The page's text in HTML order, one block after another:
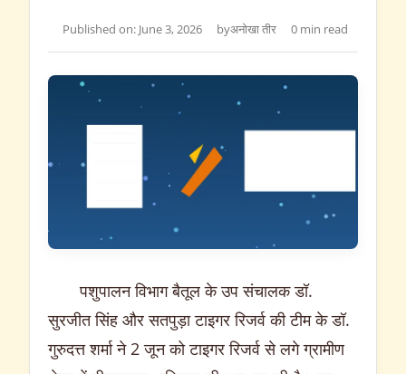
Published on: June 3, 2026 byअनोखा तीर 0 min read
पशुपालन विभाग बैतूल के उप संचालक डॉ.
सुरजीत सिंह और सतपुड़ा टाइगर रिजर्व की टीम के डॉ.
गुरुदत्त शर्मा ने 2 जून को टाइगर रिजर्व से लगे ग्रामीण